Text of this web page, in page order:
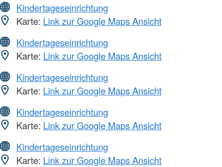
Kindertageseinrichtung
Karte: Link zur Google Maps Ansicht
Kindertageseinrichtung
Karte: Link zur Google Maps Ansicht
Kindertageseinrichtung
Karte: Link zur Google Maps Ansicht
Kindertageseinrichtung
Karte: Link zur Google Maps Ansicht
Kindertageseinrichtung
Karte: Link zur Google Maps Ansicht